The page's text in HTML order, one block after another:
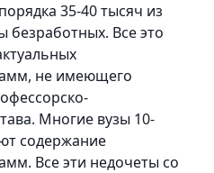
35-40 тысяч из
безработных. Все это
не имеющего
Многие вузы 10-
содержание
Все эти недочеты со